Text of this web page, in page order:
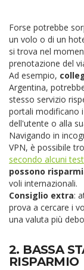
Forse potrebbe
un volo o di un
si trova nel
prenotazione del
Ad esempio,
Argentina,
stesso servizio
portali modificano
dell'utente o alla
Navigando in
VPN, è possibile
secondo alcuni test
possono
voli internazionali.
Consiglio extra:
prova a cercare i
una valuta più
2. BASSA
RISPARMIO